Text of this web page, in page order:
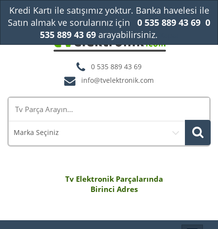
0 535 889 43 69
info@tvelektronik.com
Marka Seçiniz
Tv Elektronik Parçalarında
Birinci Adres
Kredi Kartı ile satışımız yoktur. Banka havelesi ile
Satın almak ve sorularınız için
0 535 889 43 69 0
535 889 43 69arayabilirsiniz.